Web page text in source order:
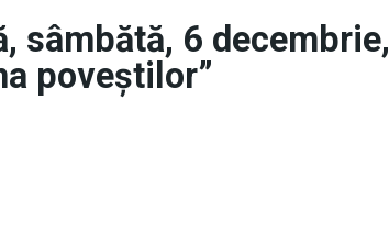
sâmbătă, 6 decembrie,
poveștilor”